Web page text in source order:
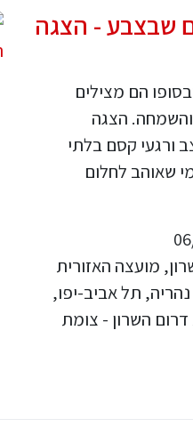
שבצבע - הצגה
הם מצילים
והשמחה. הצגה
ורגעי קסם בלתי
שאוהב לחלום
מועצה האזורית
תל אביב-יפו,
השרון - צומת